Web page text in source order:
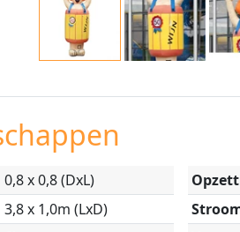
0,8 x 0,8 (DxL)
3,8 x 1,0m (LxD)